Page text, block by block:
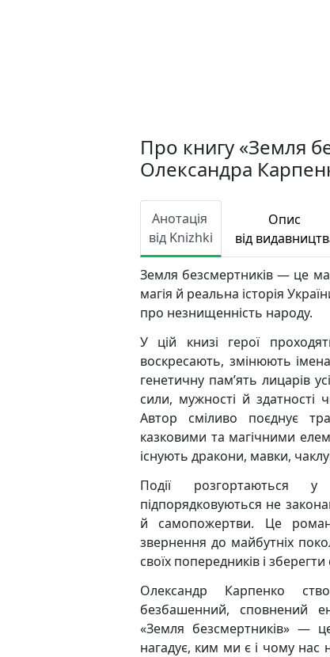
Про книгу «Земля
Олександра
Анотація
від Knizhki
Опис
від
Земля безсмертників — це
магія й реальна історія
про незнищенність народу.
У цій книзі герої
воскресають, змінюють
генетичну пам’ять лицарів
сили, мужності й здатності
Автор сміливо поєднує
казковими та магічними
існують дракони, мавки,
Події розгортаються
підпорядковуються не
й самопожертви. Це
звернення до майбутніх
своїх попередників і
Олександр Карпенко
безбашенний, сповнений
«Земля безсмертників» —
нагадує, ким ми є і чому